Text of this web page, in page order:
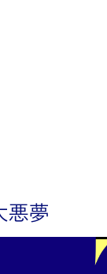
悪夢